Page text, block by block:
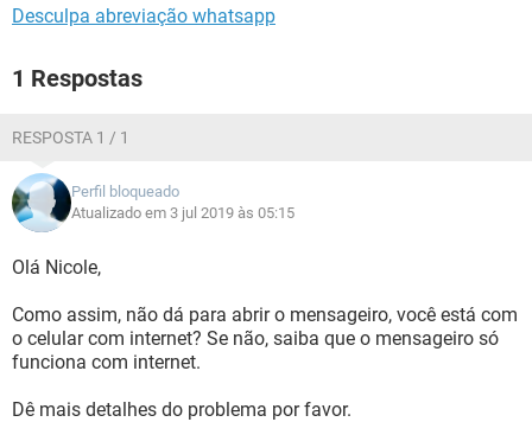
Desculpa abreviação whatsapp
1 Respostas
RESPOSTA 1 / 1
Perfil bloqueado
Atualizado em 3 jul 2019 às 05:15
Olá Nicole,
Como assim, não dá para abrir o mensageiro, você está com
o celular com internet? Se não, saiba que o mensageiro só
funciona com internet.
Dê mais detalhes do problema por favor.